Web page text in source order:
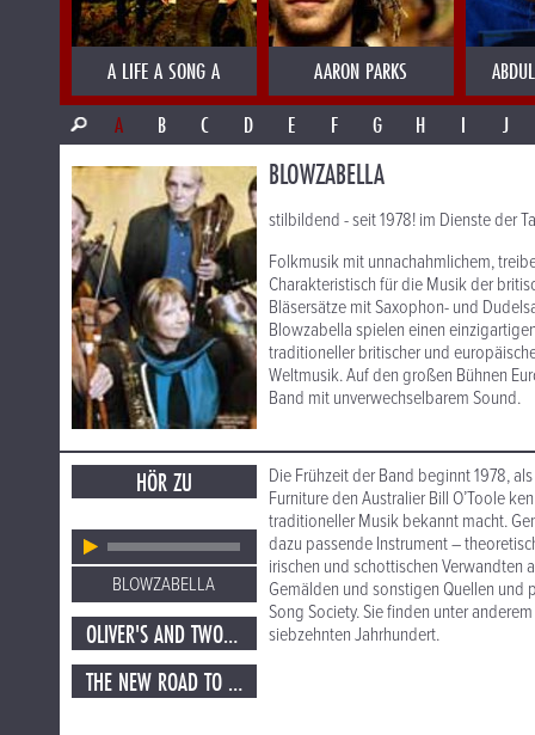
A LIFE A SONG A AARON PARKS
A
B C D E F G H I J
BLOWZABELLA
stilbildend - seit 1978! im Dienste der
Folkmusik mit unnachahmlichem,
Charakteristisch für die Musik der
Bläsersätze mit Saxophon- und
Blowzabella spielen einen
traditioneller britischer und
Weltmusik. Auf den großen Bühnen
Band mit unverwechselbarem Sound.
HÖR ZU
BLOWZABELLA
OLIVER'S AND TWO BEERS
THE NEW ROAD TO ALSTON AND LOTTIE'S
Die Frühzeit der Band beginnt 1978,
Furniture den Australier Bill O’Toole
traditioneller Musik bekannt macht.
dazu passende Instrument –
irischen und schottischen Verwandten
Gemälden und sonstigen Quellen und
Song Society. Sie finden unter
siebzehnten Jahrhundert.